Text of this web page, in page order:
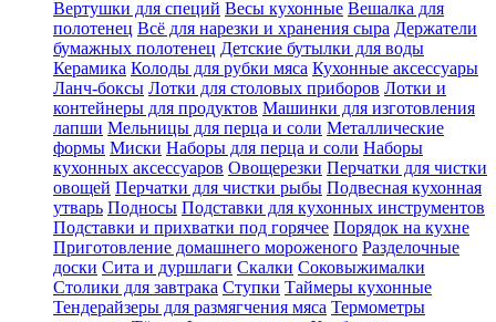
Вертушки для специй Весы кухонные Вешалка для
полотенец Всё для нарезки и хранения сыра Держатели
бумажных полотенец Детские бутылки для воды
Керамика Колоды для рубки мяса Кухонные аксессуары
Ланч-боксы Лотки для столовых приборов Лотки и
контейнеры для продуктов Машинки для изготовления
лапши Мельницы для перца и соли Металлические
формы Миски Наборы для перца и соли Наборы
кухонных аксессуаров Овощерезки Перчатки для чистки
овощей Перчатки для чистки рыбы Подвесная кухонная
утварь Подносы Подставки для кухонных инструментов
Подставки и прихватки под горячее Порядок на кухне
Приготовление домашнего мороженого Разделочные
доски Сита и дуршлаги Скалки Соковыжималки
Столики для завтрака Ступки Таймеры кухонные
Тендерайзеры для размягчения мяса Термометры